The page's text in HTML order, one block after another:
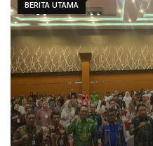
BERITA UTAMA